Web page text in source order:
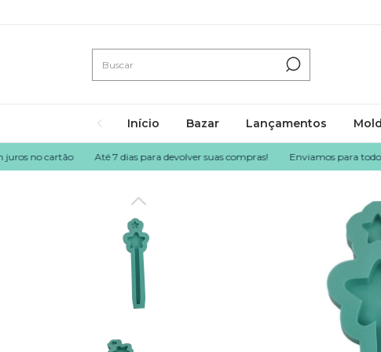
Início Bazar Lançamentos
cartão Até 7 dias para devolver suas compras! Enviamos para todo o